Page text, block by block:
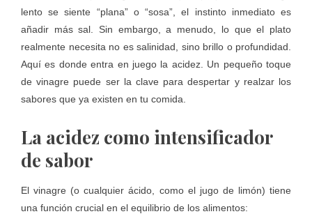
lento se siente “plana” o “sosa”, el instinto inmediato es
añadir más sal. Sin embargo, a menudo, lo que el plato
realmente necesita no es salinidad, sino brillo o profundidad.
Aquí es donde entra en juego la acidez. Un pequeño toque
de vinagre puede ser la clave para despertar y realzar los
sabores que ya existen en tu comida.
La acidez como intensificador
de sabor
El vinagre (o cualquier ácido, como el jugo de limón) tiene
una función crucial en el equilibrio de los alimentos: